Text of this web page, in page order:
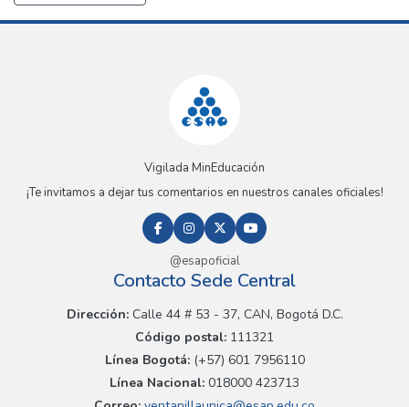
Vigilada MinEducación
¡Te invitamos a dejar tus comentarios en nuestros canales oficiales!
@esapoficial
Contacto Sede Central
Dirección:Calle 44 # 53 - 37, CAN, Bogotá D.C.
Código postal: 111321
Línea Bogotá:(+57) 601 7956110
Línea Nacional: 018000 423713